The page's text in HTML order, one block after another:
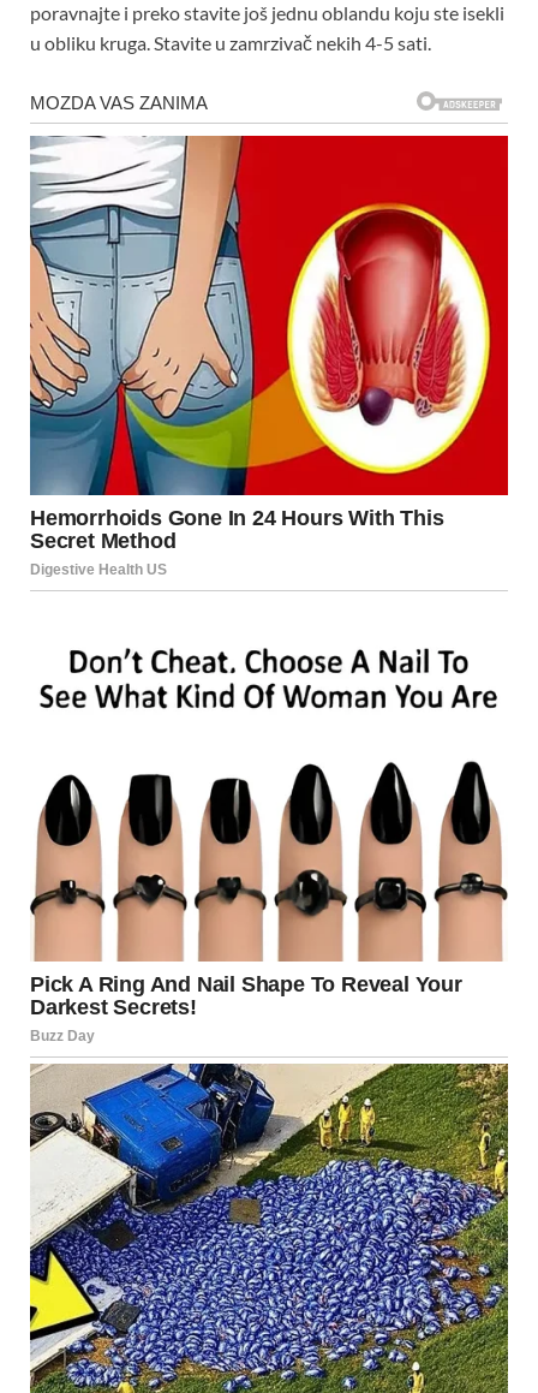
poravnajte i preko stavite još jednu oblandu koju ste isekli
u obliku kruga. Stavite u zamrzivač nekih 4-5 sati.